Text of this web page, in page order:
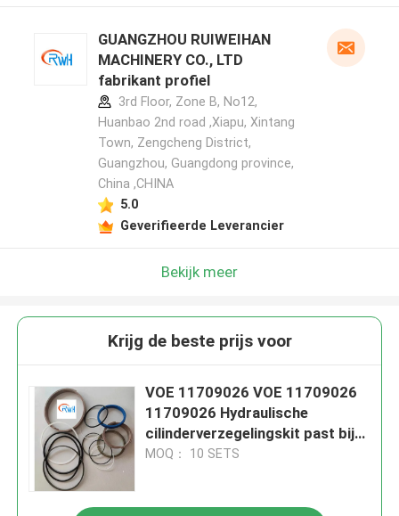
GUANGZHOU RUIWEIHAN
MACHINERY CO., LTD
fabrikant profiel
3rd Floor, Zone B, No12,
Huanbao 2nd road ,Xiapu, Xintang
Town, Zengcheng District,
Guangzhou, Guangdong province,
China ,CHINA
5.0
Geverifieerde Leverancier
Bekijk meer
Krijg de beste prijs voor
VOE 11709026 VOE 11709026
11709026 Hydraulische
cilinderverzegelingskit past bij
SUNCARVOLVO
MOQ： 10 SETS